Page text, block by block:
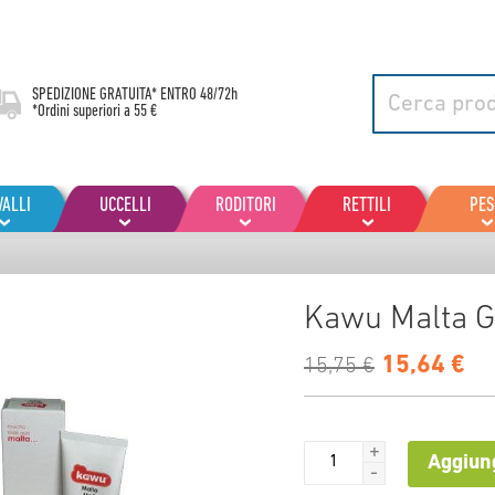
SPEDIZIONE GRATUITA* ENTRO 48/72h
*Ordini superiori a 55 €
UCCELLI RODITORI RETTILI
Kawu Malta
15,75 € 15,64 €
+
-